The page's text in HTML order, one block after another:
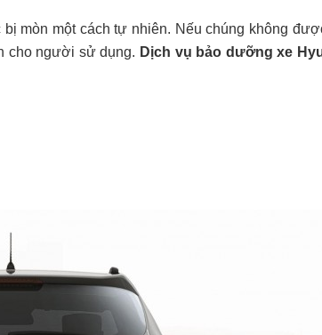
mòn một cách tự nhiên. Nếu chúng không
cho người sử dụng. Dịch vụ bảo dưỡng xe